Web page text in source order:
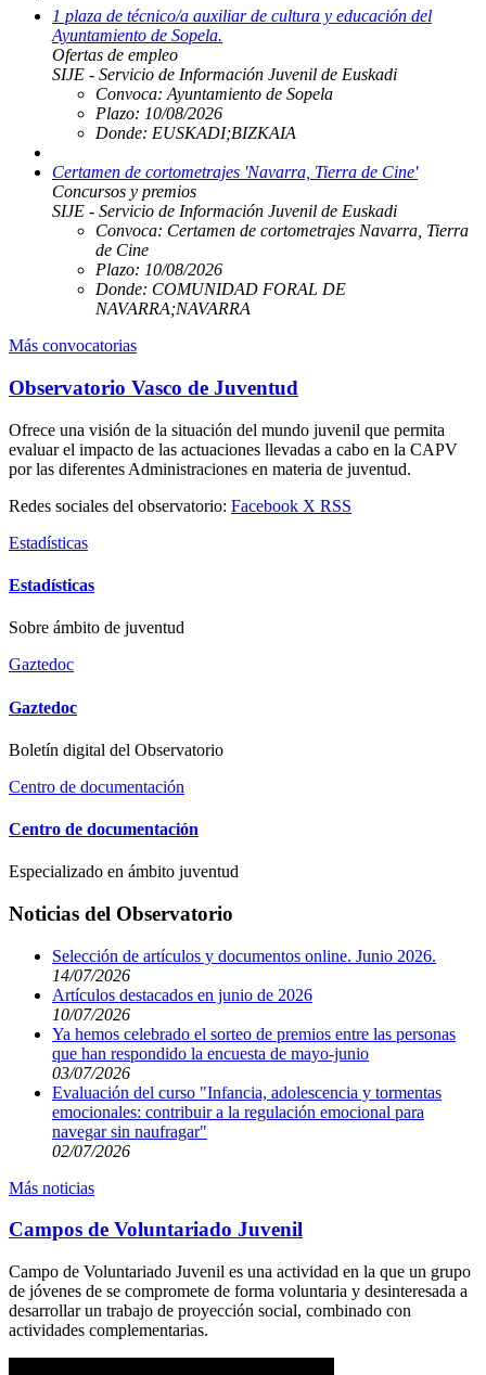
1 plaza de técnico/a auxiliar de cultura y educación del
Ayuntamiento de Sopela.
Ofertas de empleo
SIJE - Servicio de Información Juvenil de Euskadi
Convoca: Ayuntamiento de Sopela
Plazo: 10/08/2026
Donde: EUSKADI;BIZKAIA
Certamen de cortometrajes 'Navarra, Tierra de Cine'
Concursos y premios
SIJE - Servicio de Información Juvenil de Euskadi
Convoca: Certamen de cortometrajes Navarra, Tierra
de Cine
Plazo: 10/08/2026
Donde: COMUNIDAD FORAL DE
NAVARRA;NAVARRA
Más convocatorias
Observatorio Vasco de Juventud
Ofrece una visión de la situación del mundo juvenil que permita
evaluar el impacto de las actuaciones llevadas a cabo en la CAPV
por las diferentes Administraciones en materia de juventud.
Redes sociales del observatorio: Facebook X RSS
Estadísticas
Estadísticas
Sobre ámbito de juventud
Gaztedoc
Gaztedoc
Boletín digital del Observatorio
Centro de documentación
Centro de documentación
Especializado en ámbito juventud
Noticias del Observatorio
Selección de artículos y documentos online. Junio 2026.
14/07/2026
Artículos destacados en junio de 2026
10/07/2026
Ya hemos celebrado el sorteo de premios entre las personas
que han respondido la encuesta de mayo-junio
03/07/2026
Evaluación del curso "Infancia, adolescencia y tormentas
emocionales: contribuir a la regulación emocional para
navegar sin naufragar"
02/07/2026
Más noticias
Campos de Voluntariado Juvenil
Campo de Voluntariado Juvenil es una actividad en la que un grupo
de jóvenes de se compromete de forma voluntaria y desinteresada a
desarrollar un trabajo de proyección social, combinado con
actividades complementarias.